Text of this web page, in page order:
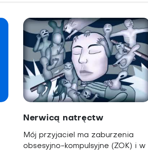
Nerwicą natręctw
Mój przyjaciel ma zaburzenia
obsesyjno-kompulsyjne (ZOK) i w